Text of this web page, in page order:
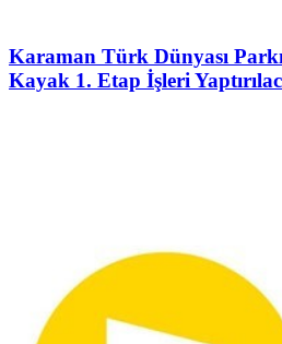
Karaman Türk Dünyası
Kayak 1. Etap İşleri